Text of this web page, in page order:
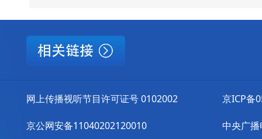
网上传播视听节目许可证号 0102002
京公网安备11040202120010
京ICP备
中央广